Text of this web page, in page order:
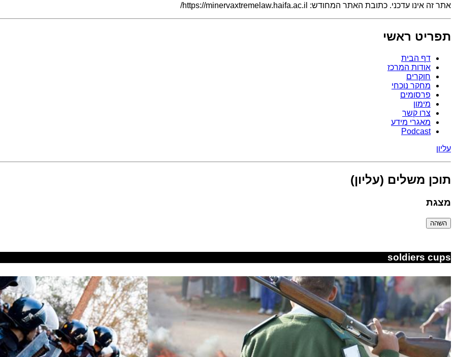
אתר זה אינו עדכני. כתובת האתר המחודש: https://minervaxtremelaw.haifa.ac.il/
תפריט ראשי
דף הבית
אודות המרכז
חוקרים
מחקר נוכחי
פרסומים
מימון
צרו קשר
מאגרי מידע
Podcast
עליון
תוכן משלים (עליון)
מצגת
השהה
soldiers cups